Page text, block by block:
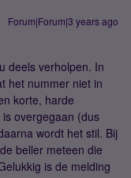
Forum|Forum|3 years ago
deels verholpen. In
het nummer niet in
korte, harde
overgegaan (dus
wordt het stil. Bij
beller meteen die
is de melding